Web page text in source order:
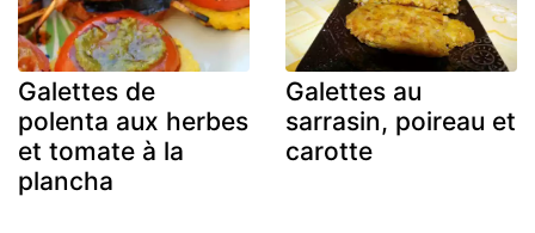
Galettes de
polenta aux herbes
et tomate à la
plancha
Galettes au
sarrasin, poireau et
carotte